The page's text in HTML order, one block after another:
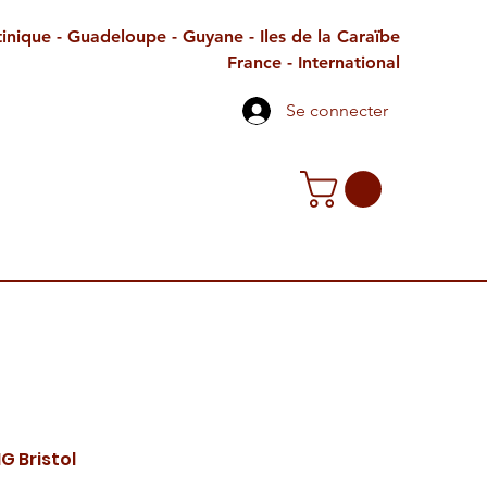
- Guadeloupe - Guyane - Iles de la Caraïbe
France - International
Se connecter
Bristol